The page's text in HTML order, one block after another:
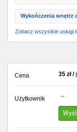
Wykończenia wnętrz
Zobacz wszystkie usługi
Cena 35 zł/
Użytkownik